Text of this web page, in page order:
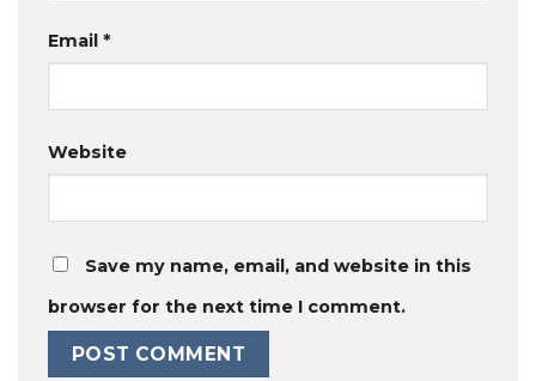
Email *
Website
Save my name, email, and website in this
browser for the next time I comment.